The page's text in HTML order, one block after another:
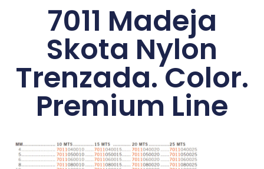
7011 Madeja
Skota Nylon
Trenzada. Color.
Premium Line